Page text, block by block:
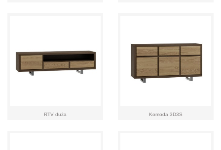
RTV duża Komoda 3D3S